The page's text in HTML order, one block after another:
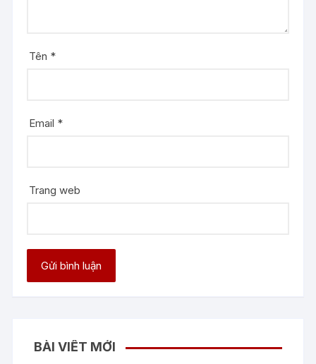
Tên *
Email *
Trang web
BÀI VIẾT MỚI